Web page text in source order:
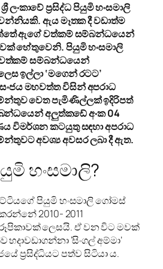
ප්‍රසිද්ධ පියුමි හංසමාලි
ඇය මෑතක දී වඩාත්ම
ඇගේ වත්කම් සම්බන්ධයෙන්
හේතුවෙනි. පියුමි හංසමාලි
සම්බන්ධයෙන්
ඉල්ලා ‘මගෙන් රටට’
මහවත්ත විසින් අපරාධ
වෙත පැමිණිල්ලක් ඉදිරිපත්
අලුත්කඩේ අංක 04
විමර්ශන කටයුතු සඳහා අපරාධ
අවශ්‍ය අවසර ලබා දී ඇත.
හංසමාලි?
පියුමි හංසමාලි ගෝමස්
2010- 2011
ලෙසයි. ඒ වන විට මවක්
‘සිංගල් අම්මා’
ප්‍රසිද්ධියට පත්ව සිටියා ය.